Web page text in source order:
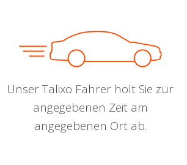
Unser Talixo Fahrer holt Sie zur
angegebenen Zeit am
angegebenen Ort ab.